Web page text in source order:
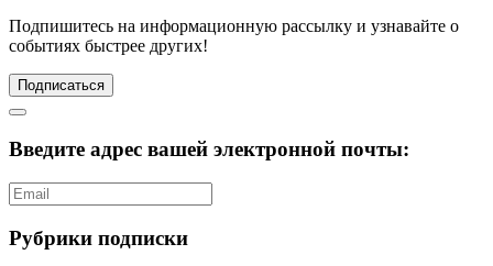
Подпишитесь на информационную рассылку и узнавайте о
событиях быстрее других!
Подписаться
Введите адрес вашей электронной почты:
Рубрики подписки